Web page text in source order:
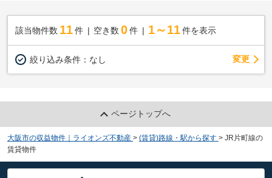
該当物件数 11件 空き数 0 件 1～11 件を表示
絞り込み条件： なし 変更
ページトップへ
大阪市の収益物件｜ライオンズ不動産 > (賃貸)路線・駅から探す > JR片町線の
賃貸物件